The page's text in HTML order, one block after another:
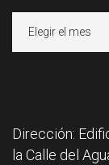
Dirección:
la Calle del